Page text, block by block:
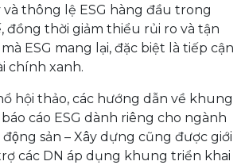
thông lệ ESG hàng đầu trong
đồng thời giảm thiểu rủi ro và tận
ESG mang lại, đặc biệt là tiếp cận
chính xanh.
hội thảo, các hướng dẫn về khung
cáo ESG dành riêng cho ngành
sản – Xây dựng cũng được giới
các DN áp dụng khung triển khai